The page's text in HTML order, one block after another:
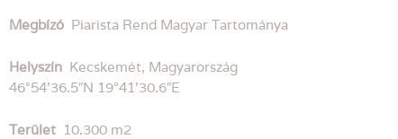
Megbízó Piarista Rend Magyar Tartománya
Helyszín Kecskemét, Magyarország
46°54’36.5″N 19°41’30.6″E
Terület 10.300 m2